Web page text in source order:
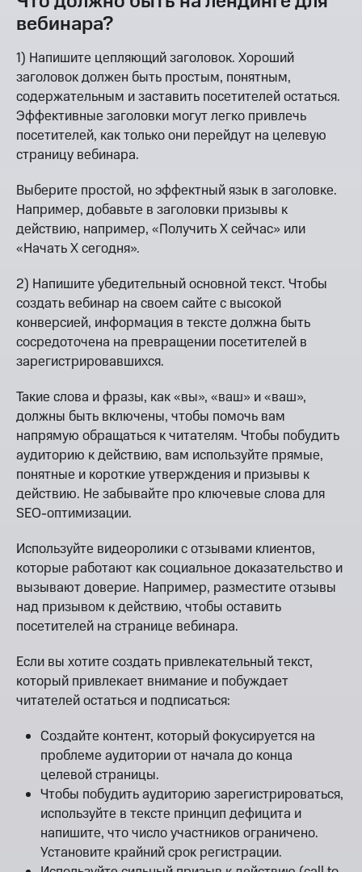
вебинара?
1) Напишите цепляющий заголовок. Хороший
заголовок должен быть простым, понятным,
содержательным и заставить посетителей остаться.
Эффективные заголовки могут легко привлечь
посетителей, как только они перейдут на целевую
страницу вебинара.
Выберите простой, но эффектный язык в заголовке.
Например, добавьте в заголовки призывы к
действию, например, «Получить X сейчас» или
«Начать X сегодня».
2) Напишите убедительный основной текст. Чтобы
создать вебинар на своем сайте с высокой
конверсией, информация в тексте должна быть
сосредоточена на превращении посетителей в
зарегистрировавшихся.
Такие слова и фразы, как «вы», «ваш» и «ваш»,
должны быть включены, чтобы помочь вам
напрямую обращаться к читателям. Чтобы побудить
аудиторию к действию, вам используйте прямые,
понятные и короткие утверждения и призывы к
действию. Не забывайте про ключевые слова для
SEO-оптимизации.
Используйте видеоролики с отзывами клиентов,
которые работают как социальное доказательство и
вызывают доверие. Например, разместите отзывы
над призывом к действию, чтобы оставить
посетителей на странице вебинара.
Если вы хотите создать привлекательный текст,
который привлекает внимание и побуждает
читателей остаться и подписаться:
Создайте контент, который фокусируется на
проблеме аудитории от начала до конца
целевой страницы.
Чтобы побудить аудиторию зарегистрироваться,
используйте в тексте принцип дефицита и
напишите, что число участников ограничено.
Установите крайний срок регистрации.